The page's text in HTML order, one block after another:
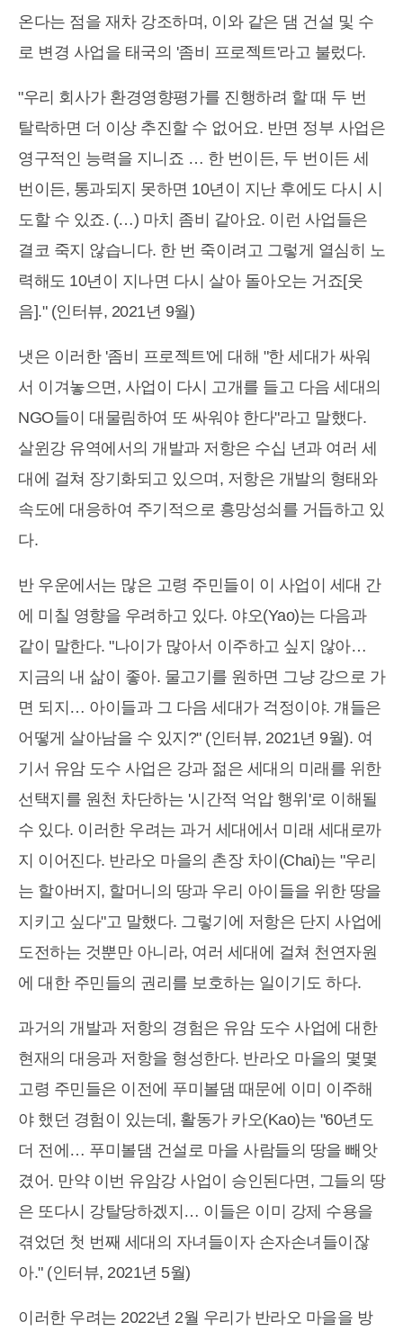
온다는 점을 재차 강조하며, 이와 같은 댐 건설 및 수
로 변경 사업을 태국의 '좀비 프로젝트'라고 불렀다.
"우리 회사가 환경영향평가를 진행하려 할 때 두 번
탈락하면 더 이상 추진할 수 없어요. 반면 정부 사업은
영구적인 능력을 지니죠 … 한 번이든, 두 번이든 세
번이든, 통과되지 못하면 10년이 지난 후에도 다시 시
도할 수 있죠. (…) 마치 좀비 같아요. 이런 사업들은
결코 죽지 않습니다. 한 번 죽이려고 그렇게 열심히 노
력해도 10년이 지나면 다시 살아 돌아오는 거죠[웃
음]." (인터뷰, 2021년 9월)
냇은 이러한 '좀비 프로젝트'에 대해 "한 세대가 싸워
서 이겨놓으면, 사업이 다시 고개를 들고 다음 세대의
NGO들이 대물림하여 또 싸워야 한다"라고 말했다.
살윈강 유역에서의 개발과 저항은 수십 년과 여러 세
대에 걸쳐 장기화되고 있으며, 저항은 개발의 형태와
속도에 대응하여 주기적으로 흥망성쇠를 거듭하고 있
다.
반 우운에서는 많은 고령 주민들이 이 사업이 세대 간
에 미칠 영향을 우려하고 있다. 야오(Yao)는 다음과
같이 말한다. "나이가 많아서 이주하고 싶지 않아…
지금의 내 삶이 좋아. 물고기를 원하면 그냥 강으로 가
면 되지… 아이들과 그 다음 세대가 걱정이야. 걔들은
어떻게 살아남을 수 있지?" (인터뷰, 2021년 9월). 여
기서 유암 도수 사업은 강과 젊은 세대의 미래를 위한
선택지를 원천 차단하는 '시간적 억압 행위'로 이해될
수 있다. 이러한 우려는 과거 세대에서 미래 세대로까
지 이어진다. 반라오 마을의 촌장 차이(Chai)는 "우리
는 할아버지, 할머니의 땅과 우리 아이들을 위한 땅을
지키고 싶다"고 말했다. 그렇기에 저항은 단지 사업에
도전하는 것뿐만 아니라, 여러 세대에 걸쳐 천연자원
에 대한 주민들의 권리를 보호하는 일이기도 하다.
과거의 개발과 저항의 경험은 유암 도수 사업에 대한
현재의 대응과 저항을 형성한다. 반라오 마을의 몇몇
고령 주민들은 이전에 푸미볼댐 때문에 이미 이주해
야 했던 경험이 있는데, 활동가 카오(Kao)는 "60년도
더 전에… 푸미볼댐 건설로 마을 사람들의 땅을 빼앗
겼어. 만약 이번 유암강 사업이 승인된다면, 그들의 땅
은 또다시 강탈당하겠지… 이들은 이미 강제 수용을
겪었던 첫 번째 세대의 자녀들이자 손자손녀들이잖
아." (인터뷰, 2021년 5월)
이러한 우려는 2022년 2월 우리가 반라오 마을을 방